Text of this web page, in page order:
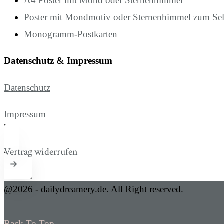
Poster mit Mondmotiv oder Sternenhimmel zum
Monogramm-Postkarten
Datenschutz & Impressum
Datenschutz
Impressum
Vertrag widerrufen
@2026 - dailydreamery.de. All Right reserved.